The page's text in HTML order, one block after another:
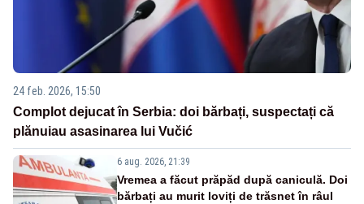
24 feb. 2026, 15:50
Complot dejucat în Serbia: doi bărbați, suspectați că
plănuiau asasinarea lui Vučić
6 aug. 2026, 21:39
Vremea a făcut prăpăd după caniculă. Doi
bărbați au murit loviți de trăsnet în râul